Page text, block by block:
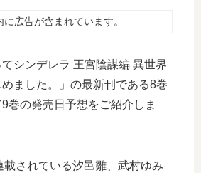
に広告が含まれています。
シンデレラ 王宮陰謀編 異世界
ました。」の最新刊である8巻
巻の発売日予想をご紹介しま
載されている汐邑雛、武村ゆみ